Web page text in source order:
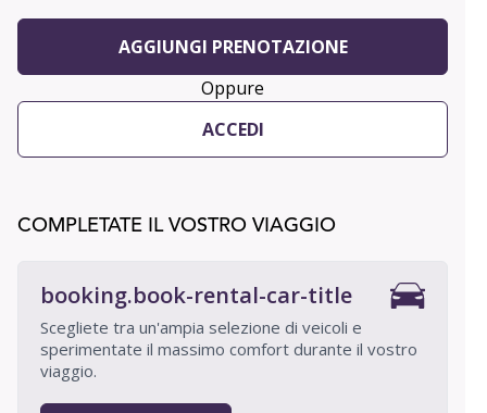
AGGIUNGI PRENOTAZIONE
Oppure
ACCEDI
COMPLETATE IL VOSTRO VIAGGIO
booking.book-rental-car-title
Scegliete tra un'ampia selezione di veicoli e
sperimentate il massimo comfort durante il vostro
viaggio.